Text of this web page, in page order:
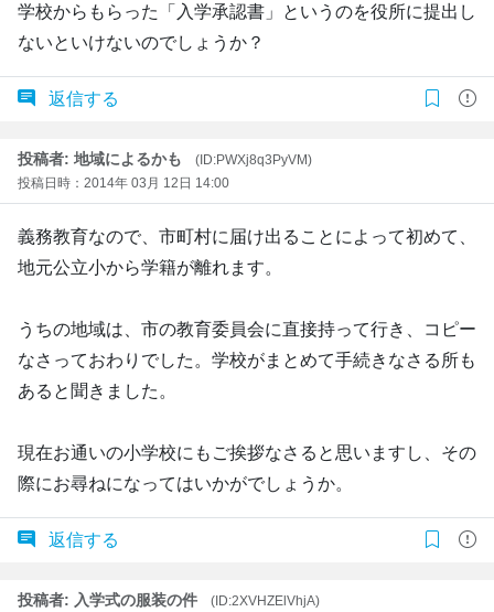
学校からもらった「入学承認書」というのを役所に提出し
ないといけないのでしょうか？
返信する
投稿者: 地域によるかも
(ID:PWXj8q3PyVM)
投稿日時：2014年 03月 12日 14:00
義務教育なので、市町村に届け出ることによって初めて、
地元公立小から学籍が離れます。
うちの地域は、市の教育委員会に直接持って行き、コピー
なさっておわりでした。学校がまとめて手続きなさる所も
あると聞きました。
現在お通いの小学校にもご挨拶なさると思いますし、その
際にお尋ねになってはいかがでしょうか。
返信する
投稿者: 入学式の服装の件
(ID:2XVHZElVhjA)